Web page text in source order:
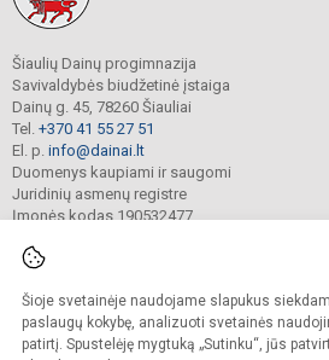
Šioje svetainėje naudojame slapukus
paslaugų kokybę, analizuoti svetainės
patirtį. Spustelėję mygtuką „Sutinku“, jūs
Šiaulių Dainų progimnazija
Savivaldybės biudžetinė įstaiga
Dainų g. 45, 78260 Šiauliai
Tel. +370 41 55 27 51
El. p. info@dainai.lt
Duomenys kaupiami ir saugomi
Juridinių asmenų registre
Įmonės kodas 190532477
© 2023. Šiaulių Dainų progimnazija.
Kopijuoti turinį be raštiško gimnazijos
Prieinamumo paraiška